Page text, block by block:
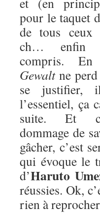
pour le taquet
de tous
ch… enfin
compris.
Gewaltne perd
se
l’essentiel, ça
suite. Et
dommage de
gâcher, c’est
qui évoque le
d’Haruto
réussies. Ok,
rien à